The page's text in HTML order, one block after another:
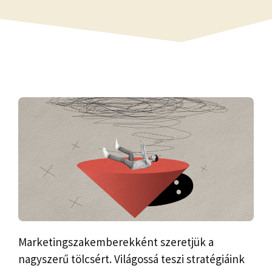
Marketingszakemberekként szeretjük a
nagyszerű tölcsért. Világossá teszi stratégiáink